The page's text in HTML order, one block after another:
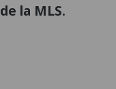
la MLS.